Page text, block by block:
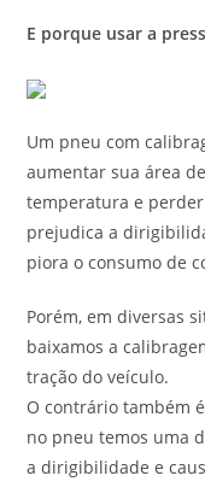
E porque usar a
Um pneu com
aumentar sua área
temperatura e
prejudica a
piora o consumo de
Porém, em diversas
baixamos a
tração do veículo.
O contrário também
no pneu temos uma
a dirigibilidade e